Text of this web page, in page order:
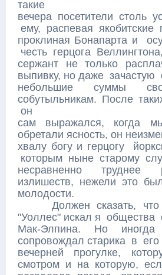
такие
вечера посетители столь
ему, распевая якобитские
проклиная Бонапарта и
честь герцога
сержант не только
выпивку, но даже зачастую
небольшие суммы
собутыльникам. После
он
сам выражался, когда
обретали ясность, он
хвалу богу и герцогу
которым ныне старому
несравненно труднее
излишеств, нежели это
молодости.
Должен сказать, что
"Уоллес" искал я общества
Мак-Элпина. Но
сопровождал старика в
вечерней прогулке,
смотром и на которую,